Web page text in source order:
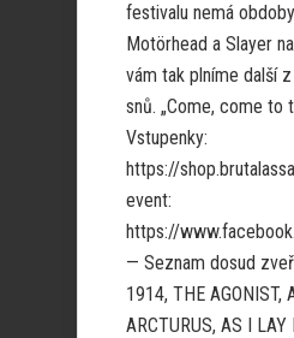
festivalu nemá
Motörhead a Slayer
vám tak plníme další
snů. „Come, come to
Vstupenky:
https://
event:
https://
— Seznam dosud
1914, THE AGONIST,
ARCTURUS, AS I LAY